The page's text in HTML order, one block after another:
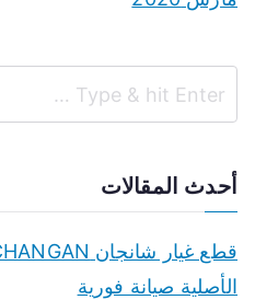
أحدث المقالات
الأصلية صيانة فورية